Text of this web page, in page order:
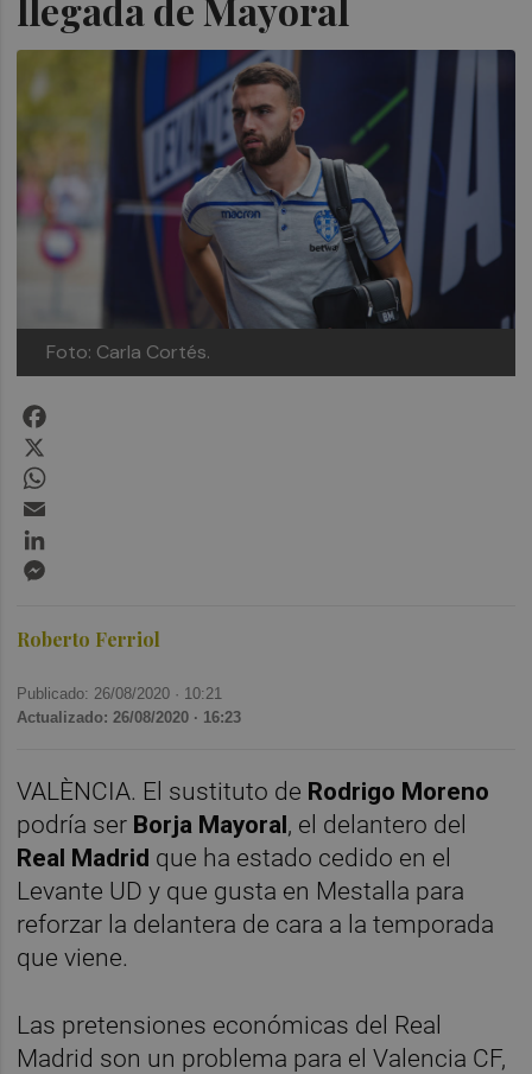
Foto: Carla Cortés.
Roberto Ferriol
Publicado: 26/08/2020 · 10:21
Actualizado: 26/08/2020 · 16:23
VALÈNCIA. El sustituto de Rodrigo Moreno
podría ser Borja Mayoral, el delantero del
Real Madrid que ha estado cedido en el
Levante UD y que gusta en Mestalla para
reforzar la delantera de cara a la temporada
que viene.
Las pretensiones económicas del Real
Madrid son un problema para el Valencia CF,